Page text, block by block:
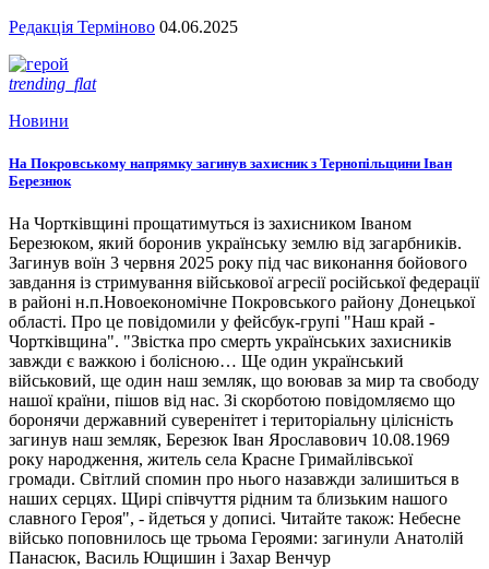
Редакція Терміново 04.06.2025
trending_flat
Новини
На Покровському напрямку загинув захисник з Тернопільщини Іван
Березнюк
На Чортківщині прощатимуться із захисником Іваном
Березюком, який боронив українську землю від загарбників.
Загинув воїн 3 червня 2025 року під час виконання бойового
завдання із стримування військової агресії російської федерації
в районі н.п.Новоекономічне Покровського району Донецької
області. Про це повідомили у фейсбук-групі "Наш край -
Чортківщина". "Звістка про смерть українських захисників
завжди є важкою і болісною… Ще один український
військовий, ще один наш земляк, що воював за мир та свободу
нашої країни, пішов від нас. Зі скорботою повідомляємо що
боронячи державний суверенітет і територіальну цілісність
загинув наш земляк, Березюк Іван Ярославович 10.08.1969
року народження, житель села Красне Гримайлівської
громади. Світлий спомин про нього назавжди залишиться в
наших серцях. Щирі співчуття рідним та близьким нашого
славного Героя", - йдеться у дописі. Читайте також: Небесне
військо поповнилось ще трьома Героями: загинули Анатолій
Панасюк, Василь Ющишин і Захар Венчур